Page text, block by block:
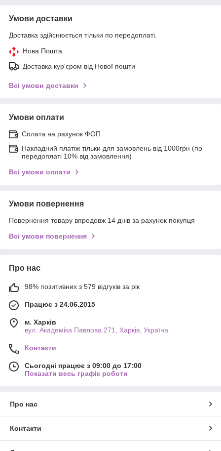
Умови доставки
Доставка здійснюється тільки по передоплаті.
Нова Пошта
Доставка кур'єром від Нової пошти
Всі умови доставки
Умови оплати
Сплата на рахунок ФОП
Накладний платіж тільки для замовлень від 1000грн (по
передоплаті 10% від замовлення)
Всі умови оплати
Умови повернення
Повернення товару впродовж 14 днів за рахунок покупця
Всі умови повернення
Про нас
98% позитивних з 579 відгуків за рік
Працює з 24.06.2015
м. Харків
вул. Академіка Павлова 271, Харків, Україна
Контакти
Сьогодні працює з 09:00 до 17:00
Показати весь графік роботи
Про нас
Контакти